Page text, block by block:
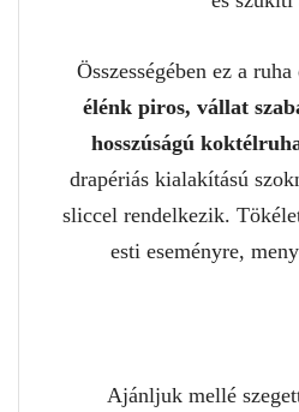
Összességében ez a ruha
élénk piros, vállat
hosszúságú
drapériás kialakítású
sliccel rendelkezik.
esti eseményre,
Ajánljuk mellé